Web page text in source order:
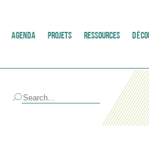
AGENDA PROJETS RESSOURCES